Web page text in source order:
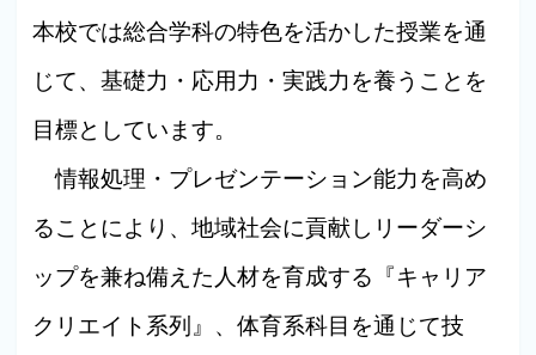
本校では総合学科の特色を活かした授業を通
じて、基礎力・応用力・実践力を養うことを
目標としています。
情報処理・プレゼンテーション能力を高め
ることにより、地域社会に貢献しリーダーシ
ップを兼ね備えた人材を育成する『キャリア
クリエイト系列』、体育系科目を通じて技